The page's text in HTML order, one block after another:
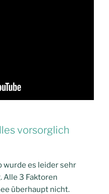
vorsorglich
wurde es leider sehr
Alle 3 Faktoren
überhaupt nicht.